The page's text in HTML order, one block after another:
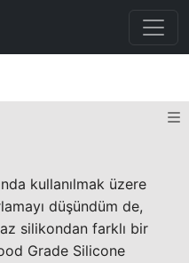
kullanılmak üzere
düşündüm de,
silikondan farklı bir
Grade Silicone